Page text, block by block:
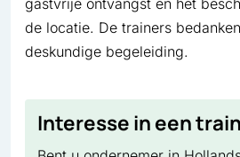
gastvrije ontvangst en het
de locatie. De trainers
deskundige begeleiding.
Interesse in een